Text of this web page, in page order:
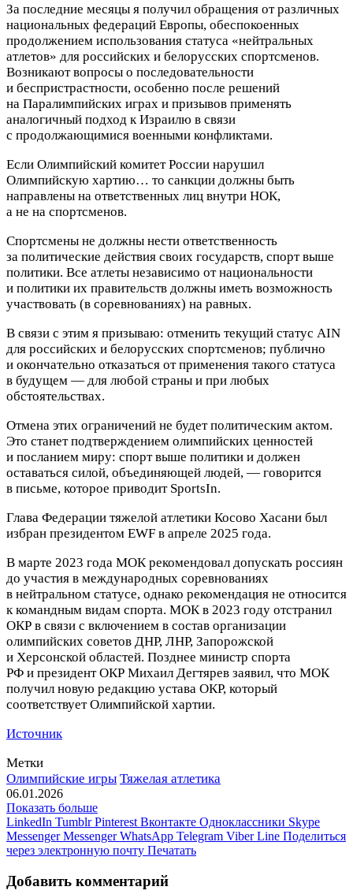
За последние месяцы я получил обращения от различных
национальных федераций Европы, обеспокоенных
продолжением использования статуса «нейтральных
атлетов» для российских и белорусских спортсменов.
Возникают вопросы о последовательности
и беспристрастности, особенно после решений
на Паралимпийских играх и призывов применять
аналогичный подход к Израилю в связи
с продолжающимися военными конфликтами.
Если Олимпийский комитет России нарушил
Олимпийскую хартию… то санкции должны быть
направлены на ответственных лиц внутри НОК,
а не на спортсменов.
Спортсмены не должны нести ответственность
за политические действия своих государств, спорт выше
политики. Все атлеты независимо от национальности
и политики их правительств должны иметь возможность
участвовать (в соревнованиях) на равных.
В связи с этим я призываю: отменить текущий статус AIN
для российских и белорусских спортсменов; публично
и окончательно отказаться от применения такого статуса
в будущем — для любой страны и при любых
обстоятельствах.
Отмена этих ограничений не будет политическим актом.
Это станет подтверждением олимпийских ценностей
и посланием миру: спорт выше политики и должен
оставаться силой, объединяющей людей, — говорится
в письме, которое приводит SportsIn.
Глава Федерации тяжелой атлетики Косово Хасани был
избран президентом EWF в апреле 2025 года.
В марте 2023 года МОК рекомендовал допускать россиян
до участия в международных соревнованиях
в нейтральном статусе, однако рекомендация не относится
к командным видам спорта. МОК в 2023 году отстранил
ОКР в связи с включением в состав организации
олимпийских советов ДНР, ЛНР, Запорожской
и Херсонской областей. Позднее министр спорта
РФ и президент ОКР Михаил Дегтярев заявил, что МОК
получил новую редакцию устава ОКР, который
соответствует Олимпийской хартии.
Источник
Метки
Олимпийские игры Тяжелая атлетика
06.01.2026
Показать больше
LinkedIn Tumblr Pinterest Вконтакте Одноклассники Skype
Messenger Messenger WhatsApp Telegram Viber Line Поделиться
через электронную почту Печатать
Добавить комментарий